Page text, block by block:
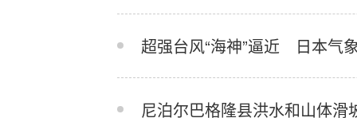
超强台风“海神”逼近 日本气
尼泊尔巴格隆县洪水和山体滑